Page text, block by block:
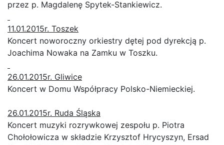
przez p. Magdalenę Spytek-Stankiewicz.
11.01.2015r. Toszek
Koncert noworoczny orkiestry dętej pod dyrekcją p.
Joachima Nowaka na Zamku w Toszku.
26.01.2015r. Gliwice
Koncert w Domu Współpracy Polsko-Niemieckiej.
26.01.2015r. Ruda Śląska
Koncert muzyki rozrywkowej zespołu p. Piotra
Chołołowicza w składzie Krzysztof Hrycyszyn, Ersad